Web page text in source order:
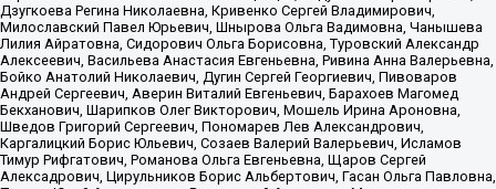
Дзугкоева Регина Николаевна, Кривенко Сергей Владимирович,
Милославский Павел Юрьевич, Шнырова Ольга Вадимовна, Чанышева
Лилия Айратовна, Сидорович Ольга Борисовна, Туровский Александр
Алексеевич, Васильева Анастасия Евгеньевна, Ривина Анна Валерьевна,
Бойко Анатолий Николаевич, Дугин Сергей Георгиевич, Пивоваров
Андрей Сергеевич, Аверин Виталий Евгеньевич, Барахоев Магомед
Бекханович, Шарипков Олег Викторович, Мошель Ирина Ароновна,
Шведов Григорий Сергеевич, Пономарев Лев Александрович,
Каргалицкий Борис Юльевич, Созаев Валерий Валерьевич, Исламов
Тимур Рифгатович, Романова Ольга Евгеньевна, Щаров Сергей
Алексадрович, Цирульников Борис Альбертович, Гасан Ольга Павловна,